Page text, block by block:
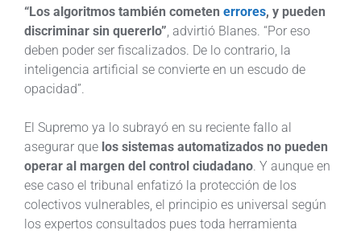
“Los algoritmos también cometen errores, y pueden
discriminar sin quererlo” , advirtió Blanes. “Por eso
deben poder ser fiscalizados. De lo contrario, la
inteligencia artificial se convierte en un escudo de
opacidad”.
El Supremo ya lo subrayó en su reciente fallo al
asegurar que los sistemas automatizados no pueden
operar al margen del control ciudadano. Y aunque en
ese caso el tribunal enfatizó la protección de los
colectivos vulnerables, el principio es universal según
los expertos consultados pues toda herramienta